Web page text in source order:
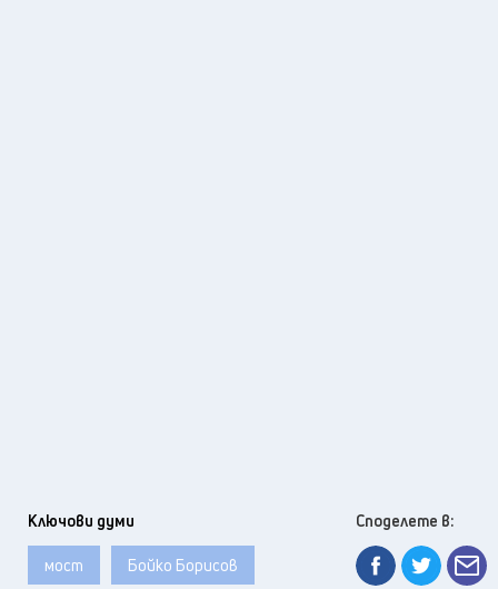
Ключови думи
мост Бойко Борисов
Споделете в: